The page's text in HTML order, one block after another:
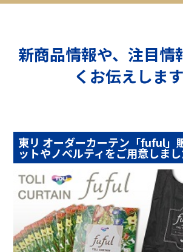
新商品情報や、注目情
くお伝えします
東リ オーダーカーテン「fuful」
ットやノベルティをご用意しま